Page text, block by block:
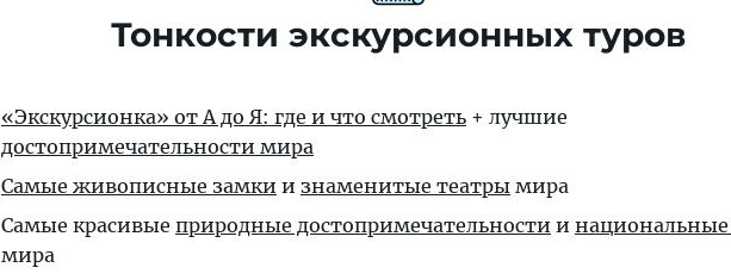
Тонкости экскурсионных туров
«Экскурсионка» от А до Я: где и что смотреть + лучшие
достопримечательности мира
Самые живописные замки и знаменитые театры мира
Самые красивые природные достопримечательности и национальные
мира